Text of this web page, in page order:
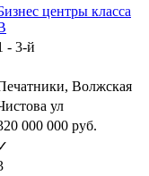
центры класса
- 3-й
Волжская
ул
000 000 руб.